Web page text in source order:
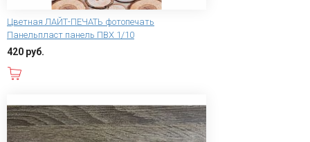
Цветная ЛАЙТ-ПЕЧАТЬ фотопечать
Панельпласт панель ПВХ 1/10
420 руб.